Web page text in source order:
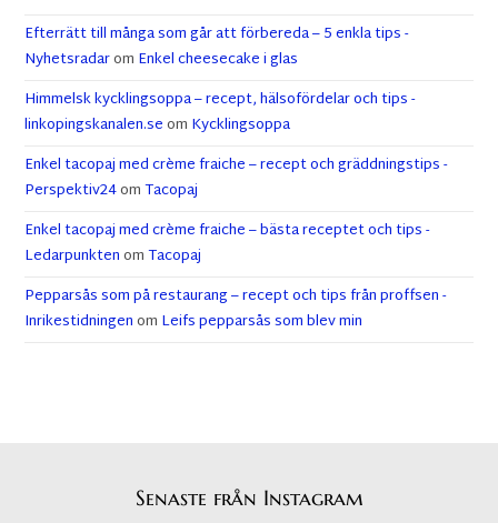
Efterrätt till många som går att förbereda – 5 enkla tips -
Nyhetsradarom Enkel cheesecake i glas
Himmelsk kycklingsoppa – recept, hälsofördelar och tips -
linkopingskanalen.seom Kycklingsoppa
Enkel tacopaj med crème fraiche – recept och gräddningstips -
Perspektiv24omTacopaj
Enkel tacopaj med crème fraiche – bästa receptet och tips -
LedarpunktenomTacopaj
Pepparsås som på restaurang – recept och tips från proffsen -
Inrikestidningenom Leifs pepparsås som blev min
Senaste från Instagram